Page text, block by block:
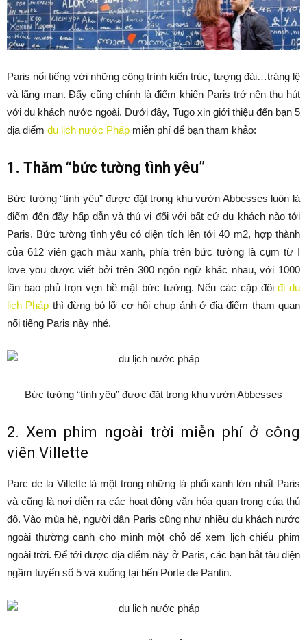
Paris nổi tiếng với những công trình kiến trúc, tượng đài…tráng lệ
và lãng mạn. Đấy cũng chính là điểm khiến Paris trở nên thu hút
với du khách nước ngoài. Dưới đây, Tugo xin giới thiệu đến bạn 5
địa điểm du lịch nước Pháp miễn phí để bạn tham khảo:
1. Thăm “bức tường tình yêu”
Bức tường “tình yêu” được đặt trong khu vườn Abbesses luôn là
điểm đến đầy hấp dẫn và thú vị đối với bất cứ du khách nào tới
Paris. Bức tường tình yêu có diện tích lên tới 40 m2, hợp thành
của 612 viên gạch màu xanh, phía trên bức tường là cụm từ I
love you được viết bởi trên 300 ngôn ngữ khác nhau, với 1000
lần bao phủ trọn vẹn bề mặt bức tường. Nếu các cặp đôiđi du
lịch Pháp thì đừng bỏ lỡ cơ hội chụp ảnh ở địa điểm tham quan
nổi tiếng Paris này nhé.
Bức tường “tình yêu” được đặt trong khu vườn Abbesses
2. Xem phim ngoài trời miễn phí ở công
viên Villette
Parc de la Villette là một trong những lá phổi xanh lớn nhất Paris
và cũng là nơi diễn ra các hoạt động văn hóa quan trọng của thủ
đô. Vào mùa hè, người dân Paris cũng như nhiều du khách nước
ngoài thường canh cho mình một chỗ để xem lịch chiếu phim
ngoài trời. Để tới được địa điểm này ở Paris, các bạn bắt tàu điện
ngầm tuyến số 5 và xuống tại bến Porte de Pantin.